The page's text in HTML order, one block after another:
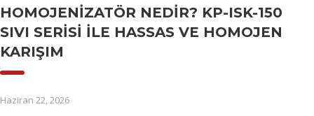
HOMOJENIZATÖR NEDIR? KP-ISK-150
SIVI SERISI ILE HASSAS VE HOMOJEN
KARIŞIM
Haziran 22, 2026